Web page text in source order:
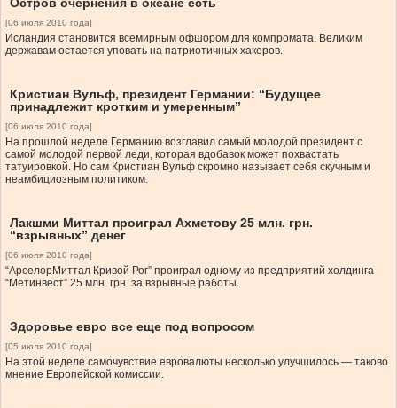
Остров очернения в океане есть
[06 июля 2010 года]
Исландия становится всемирным офшором для компромата. Великим
державам остается уповать на патриотичных хакеров.
Кристиан Вульф, президент Германии: “Будущее
принадлежит кротким и умеренным”
[06 июля 2010 года]
На прошлой неделе Германию возглавил самый молодой президент с
самой молодой первой леди, которая вдобавок может похвастать
татуировкой. Но сам Кристиан Вульф скромно называет себя скучным и
неамбициозным политиком.
Лакшми Миттал проиграл Ахметову 25 млн. грн.
“взрывных” денег
[06 июля 2010 года]
“АрселорМиттал Кривой Рог” проиграл одному из предприятий холдинга
“Метинвест” 25 млн. грн. за взрывные работы.
Здоровье евро все еще под вопросом
[05 июля 2010 года]
На этой неделе самочувствие евровалюты несколько улучшилось — таково
мнение Европейской комиссии.